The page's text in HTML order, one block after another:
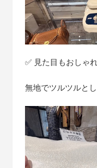
✅ 見た目もおしゃ
無地でツルツルと